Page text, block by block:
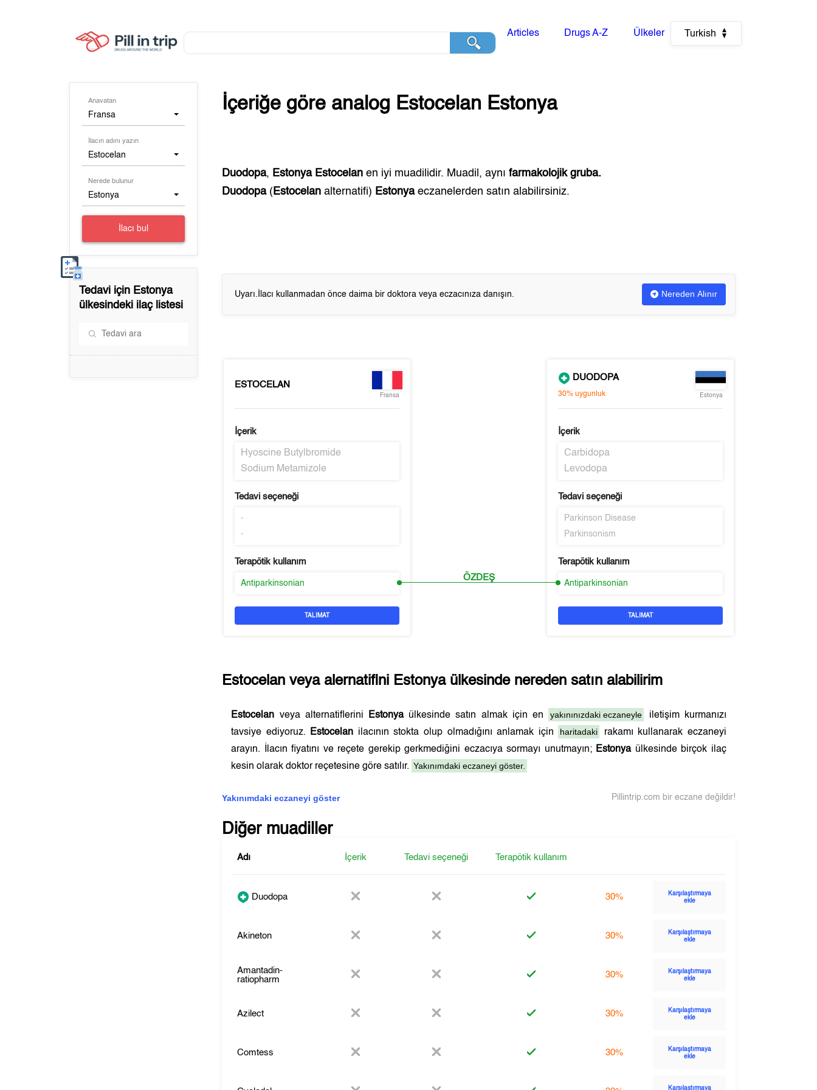
Articles Drugs A-Z Ülkeler Turkish
Anavatan
Fransa
İlacın adını yazın
Estocelan
Nerede bulunur
Estonya
İlacı bul
Tedavi için Estonya
ülkesindeki ilaç listesi
İçeriğe göre analog Estocelan Estonya
Duodopa, Estonya Estocelan en iyi muadilidir. Muadil, aynı farmakolojik gruba.
Duodopa( Estocelan alternatifi) Estonyaeczanelerden satın alabilirsiniz.
Uyarı.İlacı kullanmadan önce daima bir doktora veya eczacınıza danışın. Nereden Alınır
ESTOCELAN
Fransa
İçerik
Hyoscine Butylbromide
Sodium Metamizole
Tedavi seçeneği
-
-
Terapötik kullanım
Antiparkinsonian
TALIMAT
ÖZDEŞ
DUODOPA
30% uygunluk Estonya
İçerik
Carbidopa
Levodopa
Tedavi seçeneği
Parkinson Disease
Parkinsonism
Terapötik kullanım
Antiparkinsonian
TALIMAT
Estocelan veya alernatifini Estonyaülkesinde nereden satın alabilirim
Estocelan veya alternatiflerini Estonyaülkesinde satın almak için en yakınınızdaki eczaneyle
iletişim kurmanızı
tavsiye ediyoruz.
Estocelan ilacının stokta olup olmadığını anlamak için haritadaki
rakamı kullanarak eczaneyi
arayın. İlacın fiyatını ve reçete gerekip gerkmediğini eczacıya sormayı unutmayın; Estonyaülkesinde birçok ilaç
kesin olarak doktor reçetesine göre satılır. Yakınımdaki eczaneyi göster.
Yakınımdaki eczaneyi göster Pillintrip.com bir eczane değildir!
Diğer muadiller
Adı İçerik Tedavi seçeneği Terapötik kullanım
Duodopa 30%
Karşılaştırmaya
ekle
Akineton 30%
Karşılaştırmaya
ekle
Amantadin-
ratiopharm
30%
Karşılaştırmaya
ekle
Azilect 30%
Karşılaştırmaya
ekle
Comtess 30%
Karşılaştırmaya
ekle
Karşılaştırmaya